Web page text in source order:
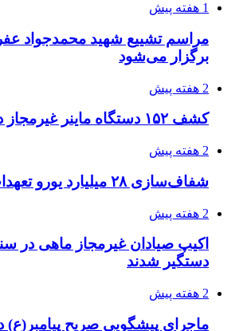
1 هفته پیش
مراسم تشییع شهید محمدجواد
برگزار می‌شود
2 هفته پیش
کشف ۱۵۲ دستگاه ماینر غیرمجاز در لرستان
2 هفته پیش
شفاف‌سازی ۲۸ میلیارد یورو تعهدات ارزی
2 هفته پیش
اکیپ صیادان غیرمجاز ماهی در
دستگیر شدند
2 هفته پیش
ماجرای پیشگویی صریح پیامبر(ع)